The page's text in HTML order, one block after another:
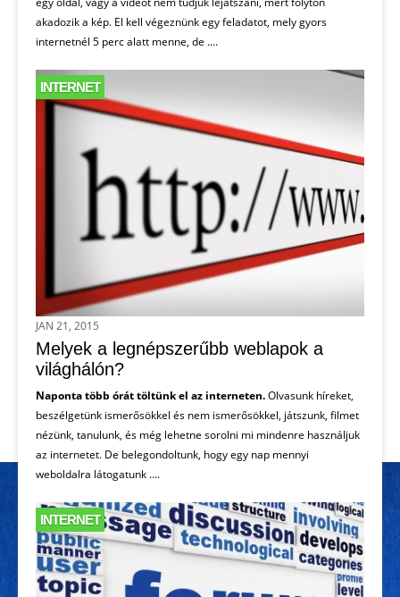
akadozik a kép. El kell végeznünk egy feladatot, mely gyors
internetnél 5 perc alatt menne, de ....
INTERNET
JAN 21, 2015
Melyek a legnépszerűbb weblapok a
világhálón?
Naponta több órát töltünk el az interneten.Olvasunk híreket,
beszélgetünk ismerősökkel és nem ismerősökkel, játszunk, filmet
nézünk, tanulunk, és még lehetne sorolni mi mindenre használjuk
az internetet. De belegondoltunk, hogy egy nap mennyi
weboldalra látogatunk ....
INTERNET